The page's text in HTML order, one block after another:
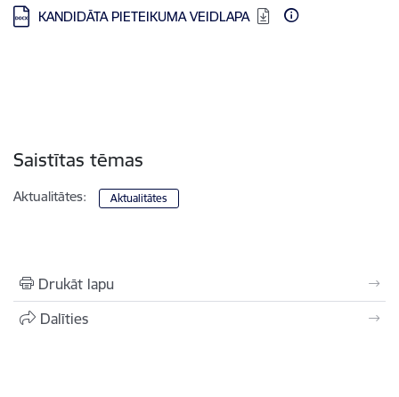
Lejupielādēt:
KANDIDĀTA PIETEIKUMA VEIDLAPA
Saistītas tēmas
Aktualitātes: Aktualitātes
Drukāt lapu
Dalīties